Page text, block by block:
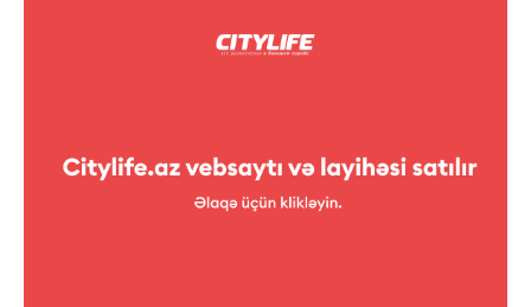
Nazim Şahın sərgisi "Mənfi 13"